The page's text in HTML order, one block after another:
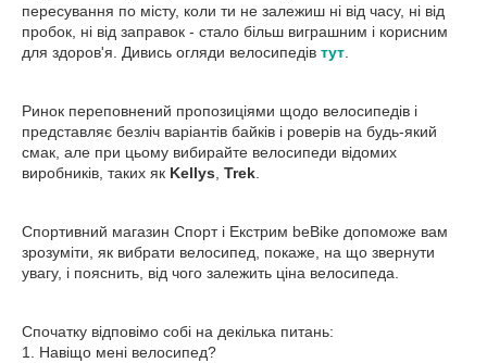
пересування по місту, коли ти не залежиш ні від часу, ні від
пробок, ні від заправок - стало більш виграшним і корисним
для здоров'я. Дивись огляди велосипедів тут
Ринок переповнений пропозиціями щодо велосипедів і
представляє безліч варіантів байків і роверів на будь-який
смак, але при цьому вибирайте велосипеди відомих
виробників, таких як Kellys Trek
Спортивний магазин Спорт і Екстрим beBike допоможе вам
зрозуміти, як вибрати велосипед, покаже, на що звернути
увагу, і пояснить, від чого залежить ціна велосипеда.
Спочатку відповімо собі на декілька питань:
1. Навіщо мені велосипед?